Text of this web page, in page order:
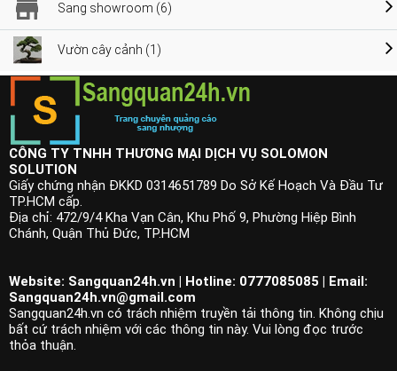
Sang showroom (6)
Vườn cây cảnh (1)
CÔNG TY TNHH THƯƠNG MẠI DỊCH VỤ SOLOMON
SOLUTION
Giấy chứng nhận ĐKKD 0314651789 Do Sở Kế Hoạch Và Đầu Tư
TP.HCM cấp.
Địa chỉ: 472/9/4 Kha Vạn Cân, Khu Phố 9, Phường Hiệp Bình
Chánh, Quận Thủ Đức, TP.HCM
Website: Sangquan24h.vn | Hotline: 0777085085 | Email:
Sangquan24h.vn@gmail.com
Sangquan24h.vn có trách nhiệm truyền tải thông tin. Không chịu
bất cứ trách nhiệm với các thông tin này. Vui lòng đọc trước
thỏa thuận.